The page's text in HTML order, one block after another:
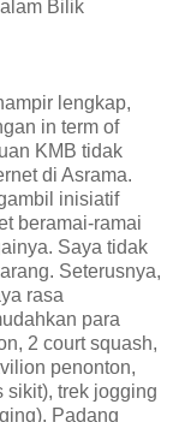
Bilik
lengkap,
in term of
KMB tidak
di Asrama.
inisiatif
beramai-ramai
Saya tidak
Seterusnya,
rasa
para
2 court squash,
penonton,
sikit), trek jogging
Padang